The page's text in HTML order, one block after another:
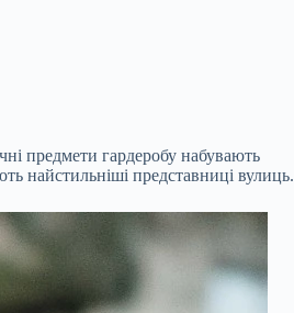
предмети гардеробу набувають
найстильніші представниці вулиць.